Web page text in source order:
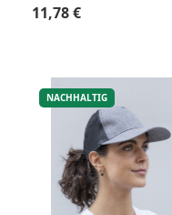
Regulärer Preis:
11,78 €
NACHHALTIG